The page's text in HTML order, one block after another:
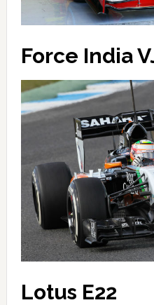
Force India
Lotus E22